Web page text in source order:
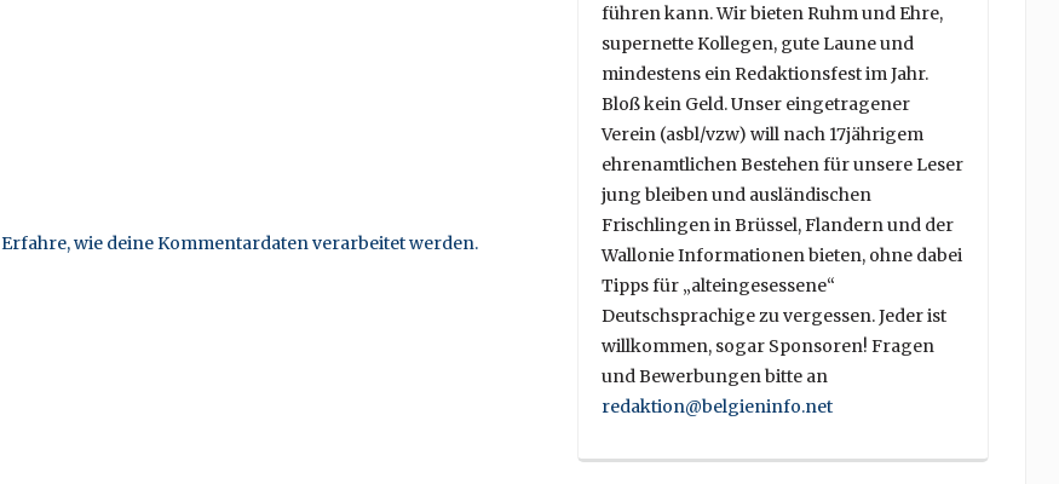
Erfahre, wie deine Kommentardaten verarbeitet werden.
führen kann. Wir bieten Ruhm und Ehre,
supernette Kollegen, gute Laune und
mindestens ein Redaktionsfest im Jahr.
Bloß kein Geld. Unser eingetragener
Verein (asbl/vzw) will nach 17jährigem
ehrenamtlichen Bestehen für unsere Leser
jung bleiben und ausländischen
Frischlingen in Brüssel, Flandern und der
Wallonie Informationen bieten, ohne dabei
Tipps für „alteingesessene“
Deutschsprachige zu vergessen. Jeder ist
willkommen, sogar Sponsoren! Fragen
und Bewerbungen bitte an
redaktion@belgieninfo.net